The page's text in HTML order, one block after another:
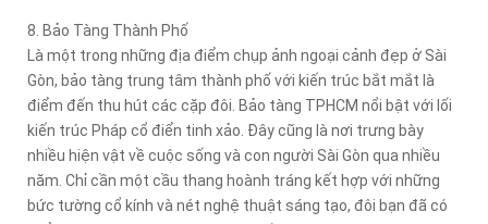
8. Bảo Tàng Thành Phố
Là một trong những địa điểm chụp ảnh ngoại cảnh đẹp ở Sài
Gòn, bảo tàng trung tâm thành phố với kiến trúc bắt mắt là
điểm đến thu hút các cặp đôi. Bảo tàng TPHCM nổi bật với lối
kiến trúc Pháp cổ điển tinh xảo. Đây cũng là nơi trưng bày
nhiều hiện vật về cuộc sống và con người Sài Gòn qua nhiều
năm. Chỉ cần một cầu thang hoành tráng kết hợp với những
bức tường cổ kính và nét nghệ thuật sáng tạo, đôi bạn đã có